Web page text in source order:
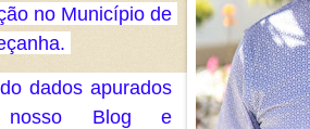
no Município de
dados apurados
nosso Blog e